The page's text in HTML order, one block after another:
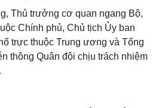
Thủ trưởng cơ quan ngang Bộ,
Chính phủ, Chủ tịch Ủy ban
trực thuộc Trung ương và Tổng
thông Quân đội chịu trách nhiệm